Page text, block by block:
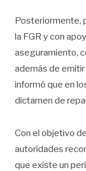
Posteriormente,
la FGR y con
aseguramiento,
además de
informó que en
dictamen de
Con el objetivo
autoridades
que existe un